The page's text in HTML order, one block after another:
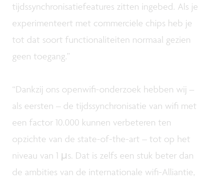
tijdssynchronisatiefeatures zitten ingebed. Als je
experimenteert met commerciële chips heb je
tot dat soort functionaliteiten normaal gezien
geen toegang.”
“Dankzij ons openwifi-onderzoek hebben wij –
als eersten – de tijdssynchronisatie van wifi met
een factor 10.000 kunnen verbeteren ten
opzichte van de state-of-the-art – tot op het
niveau van 1 µs. Dat is zelfs een stuk beter dan
de ambities van de internationale wifi-Alliantie,